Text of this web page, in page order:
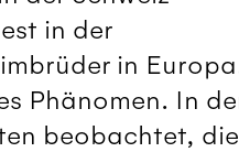
in der
in
Phänomen. In
beobachtet, die